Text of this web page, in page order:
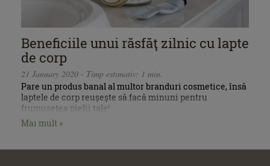
Beneficiile unui răsfăţ zilnic cu lapte
de corp
21 January 2020 - Timp estimativ: 1 min.
Pare un produs banal al multor branduri cosmetice, însă
laptele de corp reușește să facă minuni pentru
frumusețea pielii tale!
Mai mult »